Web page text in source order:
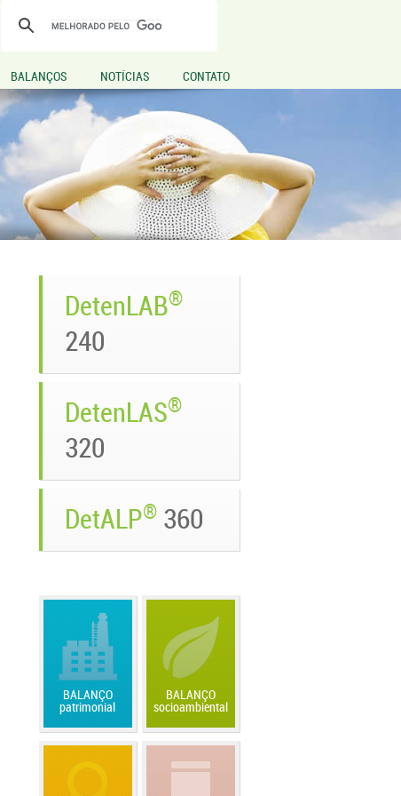
BALANÇOS NOTÍCIAS CONTATO
DetenLAB®
240
DetenLAS®
320
DetALP® 360
BALANÇO
patrimonial
BALANÇO
socioambiental